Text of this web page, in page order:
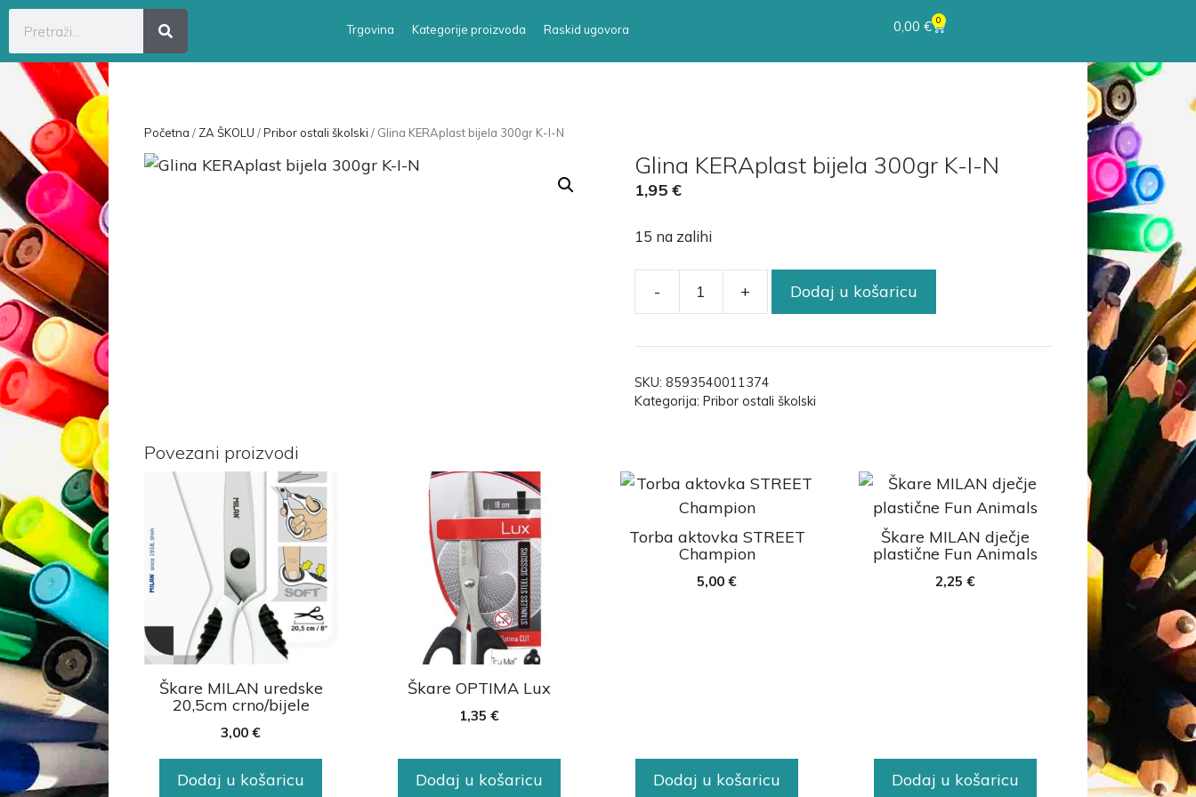
Trgovina Kategorije proizvoda Raskid ugovora 0,00€ 0
Početna / ZA ŠKOLU /Pribor ostali školski / Glina KERAplast bijela 300gr K-I-N
Glina KERAplast bijela 300gr K-I-N
1,95 €
15 na zalihi
- + Dodaj u košaricu
SKU: 8593540011374
Kategorija: Pribor ostali školski
Povezani proizvodi
Škare MILAN uredske
20,5cm crno/bijele
3,00€
Dodaj u košaricu
Škare OPTIMA Lux
1,35 €
Dodaj u košaricu
Torba aktovka STREET
Champion
5,00€
Dodaj u košaricu
Škare MILAN dječje
plastične Fun Animals
2,25 €
Dodaj u košaricu